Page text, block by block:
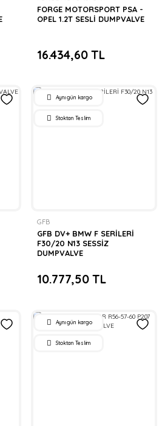
FORGE MOTORSPORT PSA -
OPEL 1.2T SESLİ DUMPVALVE
16.434,60 TL
Aynı gün kargo
Stoktan Teslim
GFB
GFB DV+ BMW F SERİLERİ
F30/20 N13 SESSİZ
DUMPVALVE
10.777,50 TL
Aynı gün kargo
Stoktan Teslim